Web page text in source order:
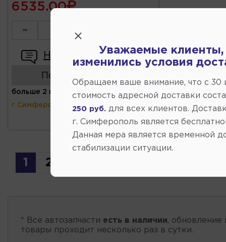
6535.00
-
Написать отзыв
Показать аналоги
больше 2 шт
г.Симферополь)
1 2
* Все автозапчасти есть в наличии, обновление
товары проходит несколько раз в сутки.
Уважаемые клиенты,
изменились условия
Обращаем ваше внимание, что c 30
стоимость адресной доставки
250 руб. для всех клиентов.
г. Симферополь является
Данная мера является временной
стабилизации ситуации.